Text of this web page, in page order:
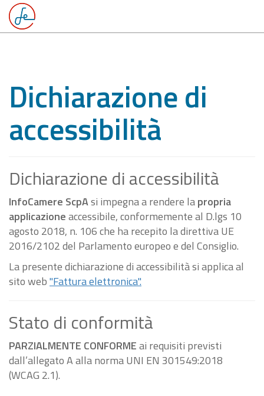
Dichiarazione di
accessibilità
Dichiarazione di accessibilità
InfoCamere ScpAsi impegna a rendere lapropria
applicazioneaccessibile, conformemente al D.lgs 10
agosto 2018, n. 106 che ha recepito la direttiva UE
2016/2102 del Parlamento europeo e del Consiglio.
La presente dichiarazione di accessibilità si applica al
sito web"Fattura elettronica".
Stato di conformità
PARZIALMENTE CONFORMEai requisiti previsti
dall’allegato A alla norma UNI EN 301549:2018
(WCAG 2.1).